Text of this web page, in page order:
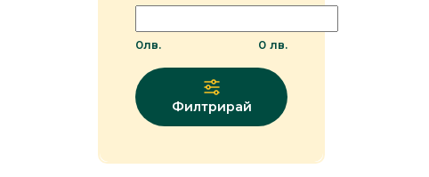
0лв. 0 лв.
Филтрирай